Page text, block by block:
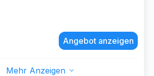
Display Ständer,
Spielzeug Geschenk für
Mädchen ab 12 Jahren
Angebot anzeigen
Mehr Anzeigen